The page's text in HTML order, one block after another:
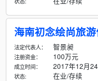
海南初念绘尚旅
法定代表人： 智景昶
注册资金： 100万元
成立时间： 2017年12月
状态: 在业/存续